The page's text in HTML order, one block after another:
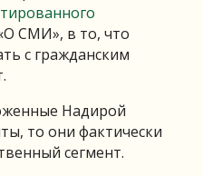
СМИ», в то, что
с гражданским
Надирой
то они фактически
сегмент.